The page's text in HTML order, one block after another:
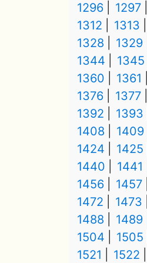
1296
1297
1312
1313
1328
1329
1344
1345
1360
1361
1376
1377
1392
1393
1408
1409
1424
1425
1440
1441
1456
1457
1472
1473
1488
1489
1504
1505
1521
1522